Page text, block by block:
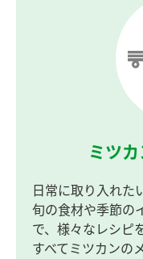
ミツ
日常に取り入れた
旬の食材や季節の
で、様々なレシピ
すべてミツカンの